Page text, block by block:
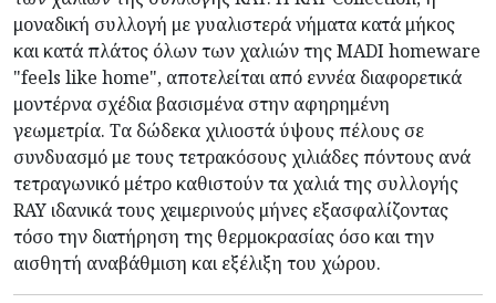
μοναδική συλλογή με γυαλιστερά νήματα κατά μήκος
και κατά πλάτος όλων των χαλιών της MADI homeware
"feels like home", αποτελείται από εννέα διαφορετικά
μοντέρνα σχέδια βασισμένα στην αφηρημένη
γεωμετρία. Τα δώδεκα χιλιοστά ύψους πέλους σε
συνδυασμό με τους τετρακόσους χιλιάδες πόντους ανά
τετραγωνικό μέτρο καθιστούν τα χαλιά της συλλογής
RAY ιδανικά τους χειμερινούς μήνες εξασφαλίζοντας
τόσο την διατήρηση της θερμοκρασίας όσο και την
αισθητή αναβάθμιση και εξέλιξη του χώρου.